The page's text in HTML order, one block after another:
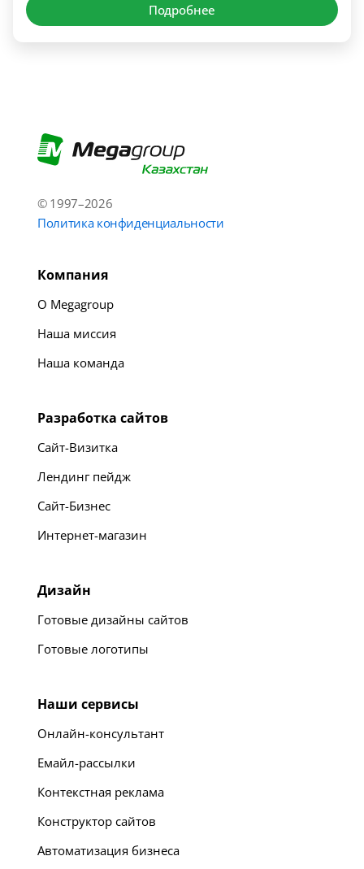
Подробнее
© 1997–2026
Политика конфиденциальности
Компания
О Megagroup
Наша миссия
Наша команда
Разработка сайтов
Сайт-Визитка
Лендинг пейдж
Сайт-Бизнес
Интернет-магазин
Дизайн
Готовые дизайны сайтов
Готовые логотипы
Наши сервисы
Онлайн-консультант
Емайл-рассылки
Контекстная реклама
Конструктор сайтов
Автоматизация бизнеса